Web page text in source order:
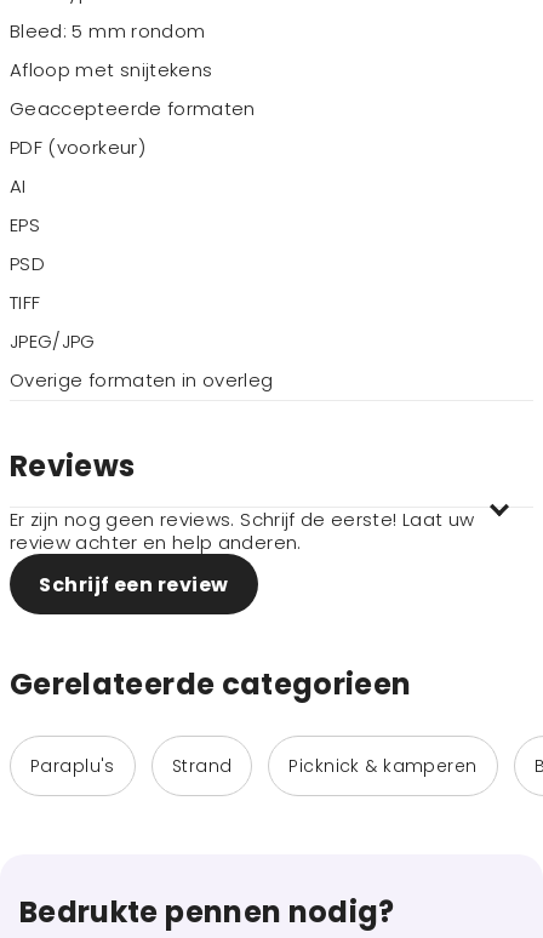
Bleed: 5 mm rondom
Afloop met snijtekens
Geaccepteerde formaten
PDF (voorkeur)
AI
EPS
PSD
TIFF
JPEG/JPG
Overige formaten in overleg
Reviews
Er zijn nog geen reviews. Schrijf de eerste! Laat uw
review achter en help anderen.
Schrijf een review
Gerelateerde categorieen
Paraplu's Strand Picknick & kamperen
Bedrukte pennen nodig?